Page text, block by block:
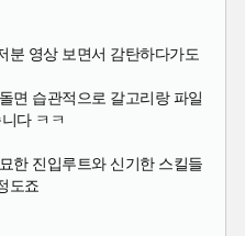
분 영상 보면서 감탄하다가도
면 습관적으로 갈고리랑 파일
다 ㅋㅋ
한 진입루트와 신기한 스킬들
도죠